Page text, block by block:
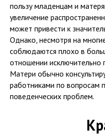
пользу младенцам и
увеличение
может привести к
Однако, несмотря на
соблюдаются плохо в
отношении исключительно
Матери обычно
работниками по вопросам
поведенческих проблем.